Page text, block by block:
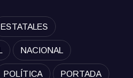
ESTATALES
NACIONAL
POLÍTICA PORTADA